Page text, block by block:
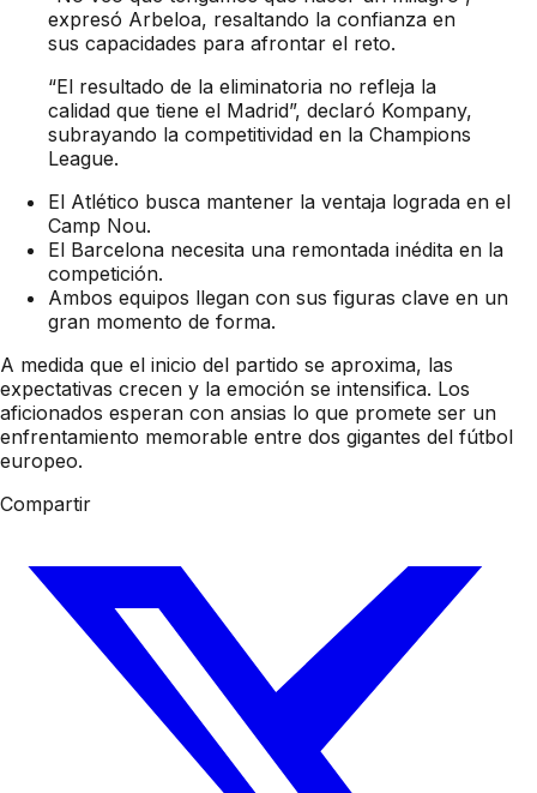
expresó Arbeloa, resaltando la confianza en
sus capacidades para afrontar el reto.
“El resultado de la eliminatoria no refleja la
calidad que tiene el Madrid”, declaró Kompany,
subrayando la competitividad en la Champions
League.
El Atlético busca mantener la ventaja lograda en el
Camp Nou.
El Barcelona necesita una remontada inédita en la
competición.
Ambos equipos llegan con sus figuras clave en un
gran momento de forma.
A medida que el inicio del partido se aproxima, las
expectativas crecen y la emoción se intensifica. Los
aficionados esperan con ansias lo que promete ser un
enfrentamiento memorable entre dos gigantes del fútbol
europeo.
Compartir